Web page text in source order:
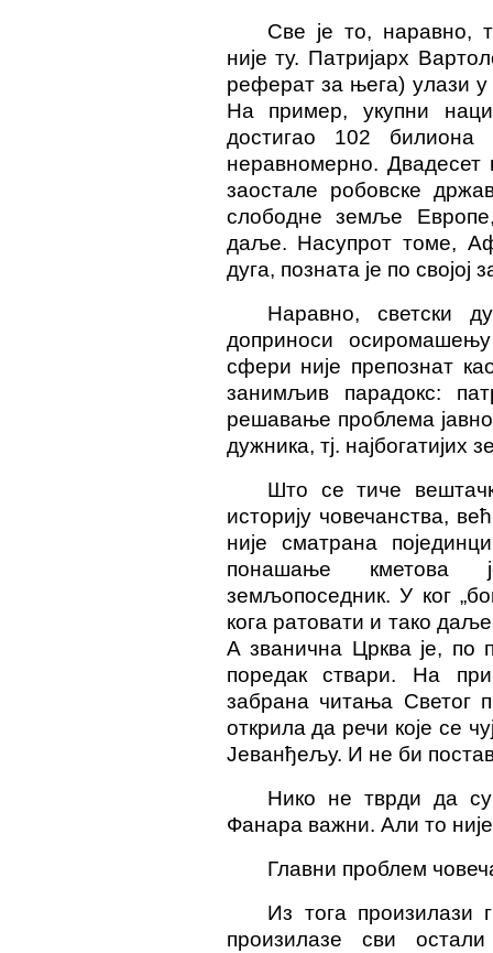
Све је то, наравно,
није ту. Патријарх
рефератза њега) улази у
На пример, укупни
достигао 102 билиона
неравномерно. Двадесет
заостале робовске
слободне земље
даље. Насупрот томе,
дуга, позната је по
Наравно, светски
доприноси
сфери није препознат
занимљив парадокс:
решавање проблема
дужника, тј. најбогатијих
Што се тиче
историју човечанства,
није сматрана
понашање кметова
земљопоседник. У ког
кога ратовати и тако
А званична Црква је, по
поредак ствари. На
забрана читања Светог
открила да речи које се
Јеванђељу. И не би
Нико не тврди да су
Фанара важни. Али то
Главни проблем
Из тога произилази
произилазе сви